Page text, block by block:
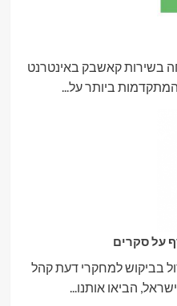
בשירות קאשבק באינטרנט
המתקדמות ביותר על...
בביקוש למחקרי דעת קהל
הביאו אותנו...